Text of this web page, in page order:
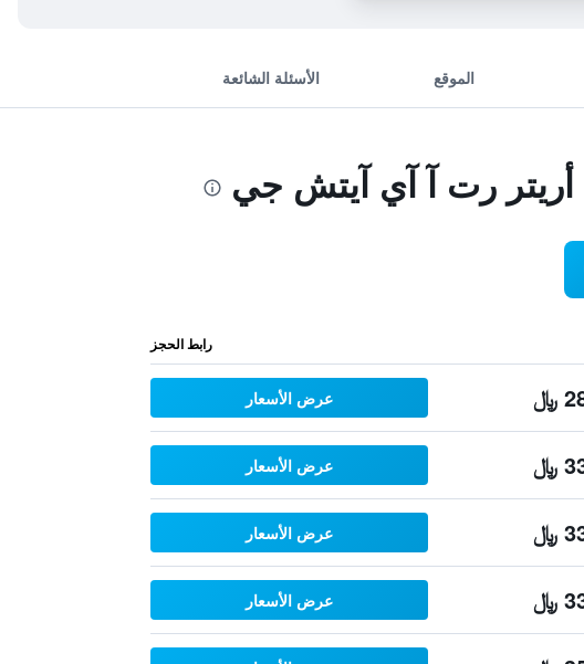
الموقع الأسئلة الشائعة
رت آ آي آيتش جي
رابط الحجز
﷼ عرض الأسعار
﷼ عرض الأسعار
﷼ عرض الأسعار
﷼ عرض الأسعار